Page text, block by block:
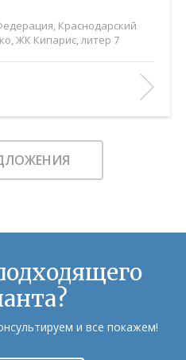
Краснодарский
ЖК Кипарис, литер 7
35.7/10.4/15.8
1
1/8
и все покажем!